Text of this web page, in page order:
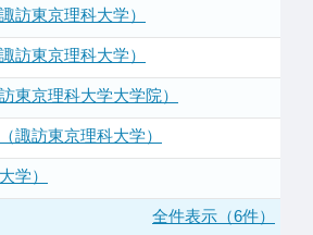
訪東京理科大学）
訪東京理科大学）
東京理科大学大学院）
諏訪東京理科大学）
学）
全件表示（6件）